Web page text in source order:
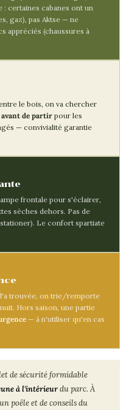
certaines cabanes ont un
gaz), pas Aktse — ne
appréciés (chaussures à
le bois, on va chercher
de partirpour les
— convivialité garantie
frontale pour s'éclairer,
sèches dehors. Pas de
Le confort spartiate
l'a trouvée, on trie/remporte
Hors saison, une partie
— à n'utiliser qu'en cas
de sécurité formidable
à l'intérieurdu parc. À
poêle et de conseils du